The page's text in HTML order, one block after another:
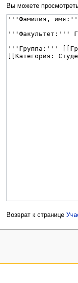
Вы можете
Возврат к странице